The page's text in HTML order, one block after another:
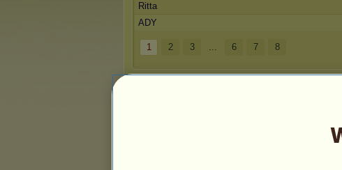
Ritta
ADY
1 2 3 ... 6 7 8